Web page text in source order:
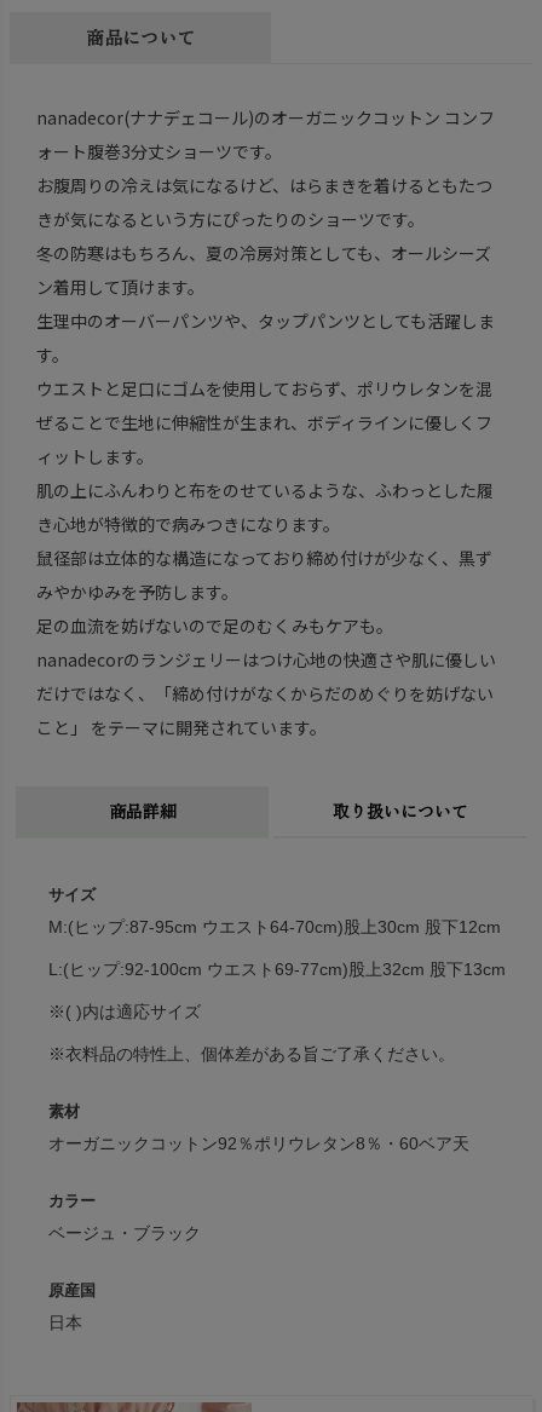
商品について
nanadecor(ナナデェコール)のオーガニックコットン コンフ
ォート腹巻3分丈ショーツです。
お腹周りの冷えは気になるけど、はらまきを着けるともたつ
きが気になるという方にぴったりのショーツです。
冬の防寒はもちろん、夏の冷房対策としても、オールシーズ
ン着用して頂けます。
生理中のオーバーパンツや、タップパンツとしても活躍しま
す。
ウエストと足口にゴムを使用しておらず、ポリウレタンを混
ぜることで生地に伸縮性が生まれ、ボディラインに優しくフ
ィットします。
肌の上にふんわりと布をのせているような、ふわっとした履
き心地が特徴的で病みつきになります。
鼠径部は立体的な構造になっており締め付けが少なく、黒ず
みやかゆみを予防します。
足の血流を妨げないので足のむくみもケアも。
nanadecorのランジェリーはつけ心地の快適さや肌に優しい
だけではなく、「締め付けがなくからだのめぐりを妨げない
こと」 をテーマに開発されています。
商品詳細 取り扱いについて
サイズ
M:(ヒップ:87-95cm ウエスト64-70cm)股上30cm 股下12cm
L:(ヒップ:92-100cm ウエスト69-77cm)股上32cm 股下13cm
※( )内は適応サイズ
※衣料品の特性上、個体差がある旨ご了承ください。
素材
オーガニックコットン92％ポリウレタン8％・60ベア天
カラー
ベージュ・ブラック
原産国
日本